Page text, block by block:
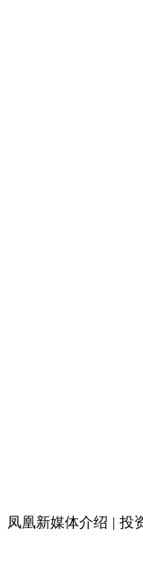
凤凰新媒体介绍 | 投